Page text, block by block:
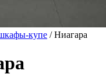
купе / Ниагара